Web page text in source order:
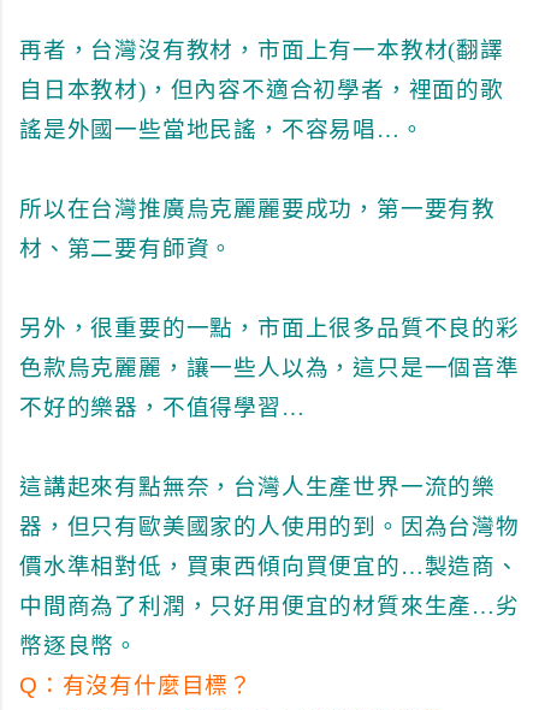
再者，台灣沒有教材，市面上有一本教材(翻譯
自日本教材)，但內容不適合初學者，裡面的歌
謠是外國一些當地民謠，不容易唱…。
所以在台灣推廣烏克麗麗要成功，第一要有教
材、第二要有師資。
另外，很重要的一點，市面上很多品質不良的彩
色款烏克麗麗，讓一些人以為，這只是一個音準
不好的樂器，不值得學習…
這講起來有點無奈，台灣人生產世界一流的樂
器，但只有歐美國家的人使用的到。因為台灣物
價水準相對低，買東西傾向買便宜的…製造商、
中間商為了利潤，只好用便宜的材質來生產…劣
幣逐良幣。
Q： 有沒有什麼目標？